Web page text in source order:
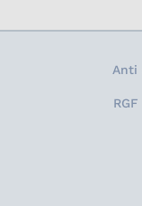
Anti